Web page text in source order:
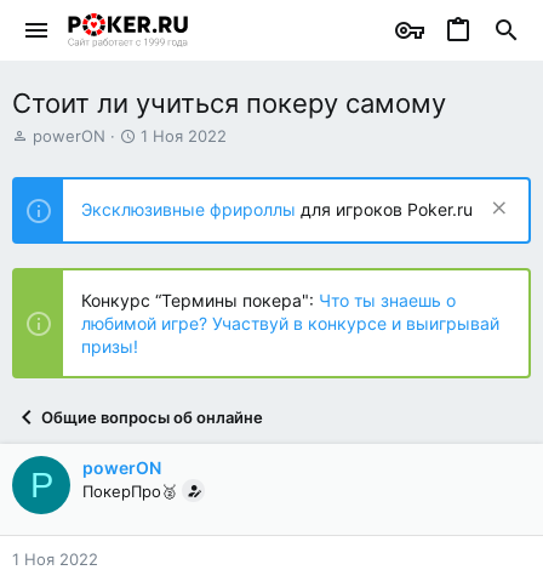
Стоит ли учиться покеру самому
А
т
о
р
т
е
ы
powerON
Д
т
н
а
ч
л
а
1 Ноя 2022
Эксклюзивные фрироллы для игроков Poker.ru
Конкурс “Термины покера": Что ты знаешь о
любимой игре? Участвуй в конкурсе и выигрывай
призы!
Общие вопросы об онлайне
P powerON
ПокерПро🥈
1 Ноя 2022